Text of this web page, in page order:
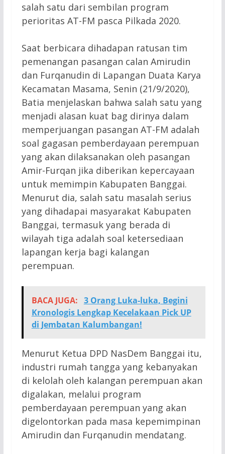
salah satu dari sembilan program
perioritas AT-FM pasca Pilkada 2020.
Saat berbicara dihadapan ratusan tim
pemenangan pasangan calan Amirudin
dan Furqanudin di Lapangan Duata Karya
Kecamatan Masama, Senin (21/9/2020),
Batia menjelaskan bahwa salah satu yang
menjadi alasan kuat bag dirinya dalam
memperjuangan pasangan AT-FM adalah
soal gagasan pemberdayaan perempuan
yang akan dilaksanakan oleh pasangan
Amir-Furqan jika diberikan kepercayaan
untuk memimpin Kabupaten Banggai.
Menurut dia, salah satu masalah serius
yang dihadapai masyarakat Kabupaten
Banggai, termasuk yang berada di
wilayah tiga adalah soal ketersediaan
lapangan kerja bagi kalangan
perempuan.
BACA JUGA: 3 Orang Luka-luka, Begini
Kronologis Lengkap Kecelakaan Pick UP
di Jembatan Kalumbangan!
Menurut Ketua DPD NasDem Banggai itu,
industri rumah tangga yang kebanyakan
di kelolah oleh kalangan perempuan akan
digalakan, melalui program
pemberdayaan perempuan yang akan
digelontorkan pada masa kepemimpinan
Amirudin dan Furqanudin mendatang.